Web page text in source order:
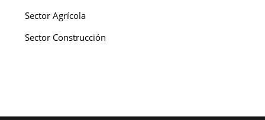
Sector Agrícola
Sector Construcción